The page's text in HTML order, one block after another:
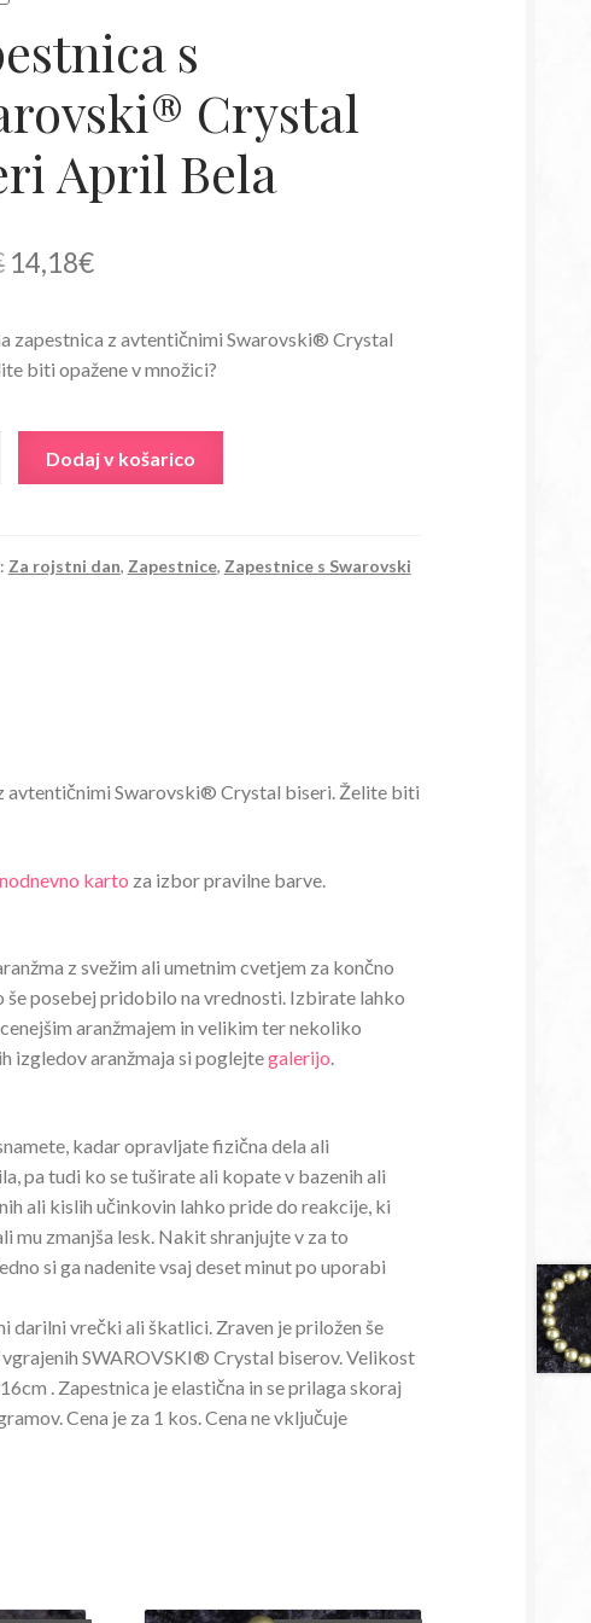
s
Crystal
April Bela
Izvirna
je
27,80€.
14,18€Trenutna
je:
zapestnica z avtentičnimi Swarovski® Crystal
biti opažene v množici?
Dodaj v košarico
Za rojstni dan, Zapestnice, Zapestnice s Swarovski
avtentičnimi Swarovski® Crystal biseri. Želite biti
karto za izbor pravilne barve.
z svežim ali umetnim cvetjem za končno
še posebej pridobilo na vrednosti. Izbirate lahko
aranžmajem in velikim ter nekoliko
izgledov aranžmaja si poglejtegalerijo.
kadar opravljate fizična dela ali
pa tudi ko se tuširate ali kopate v bazenih ali
ali kislih učinkovin lahko pride do reakcije, ki
mu zmanjša lesk. Nakit shranjujte v za to
si ga nadenite vsaj deset minut po uporabi
darilni vrečki ali škatlici. Zraven je priložen še
SWAROVSKI® Crystal biserov. Velikost
. Zapestnica je elastična in se prilaga skoraj
Cena je za 1 kos. Cena ne vključuje